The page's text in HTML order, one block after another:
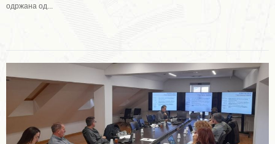
одржана од...